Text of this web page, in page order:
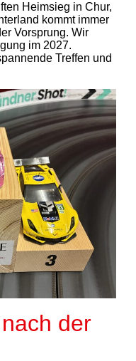
Heimsieg in Chur,
kommt immer
Vorsprung. Wir
im 2027.
Treffen und
der